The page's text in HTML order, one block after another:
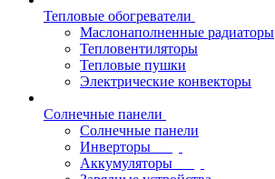
Тепловые обогреватели
Маслонаполненные радиаторы
Тепловентиляторы
Тепловые пушки
Электрические конвекторы
Солнечные панели
Солнечные панели
Инверторы
Аккумуляторы